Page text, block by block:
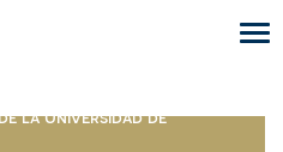
la Universidad de